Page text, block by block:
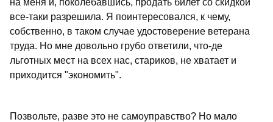
на меня и, поколебавшись, продать билет со скидкой
все-таки разрешила. Я поинтересовался, к чему,
собственно, в таком случае удостоверение ветерана
труда. Но мне довольно грубо ответили, что-де
льготных мест на всех нас, стариков, не хватает и
приходится "экономить".
Позвольте, разве это не самоуправство? Но мало